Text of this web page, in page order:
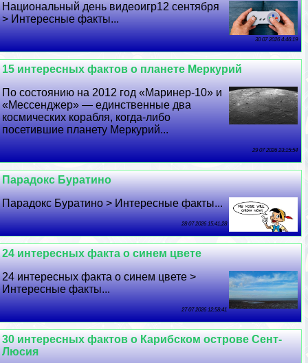
Национальный день видеоигр12 сентября
> Интересные факты...
30 07 2026 4:46:19
15 интересных фактов о планете Меркурий
По состоянию на 2012 год «Маринер-10» и
«Мессенджер» — единственные два
космических корабля, когда-либо
посетившие планету Меркурий...
29 07 2026 23:15:54
Парадокс Буратино
Парадокс Буратино > Интересные факты...
28 07 2026 15:41:28
24 интересных факта о синем цвете
24 интересных факта о синем цвете >
Интересные факты...
27 07 2026 12:58:41
30 интересных фактов о Карибском острове Сент-
Люсия